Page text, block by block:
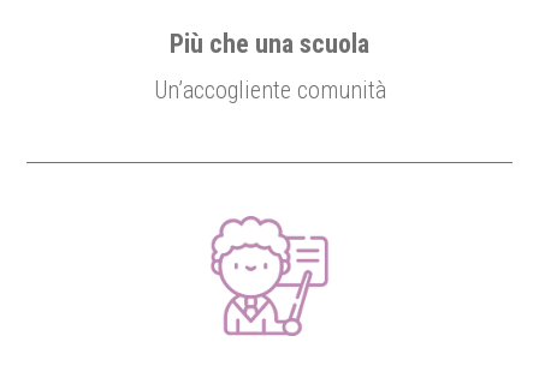
Più che una scuola
Un’accogliente comunità